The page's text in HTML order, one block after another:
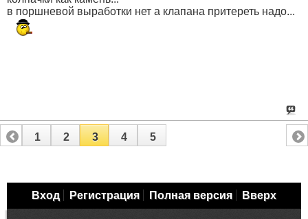
в поршневой выработки нет а клапана притереть надо...
1 2 3 4 5
Вход Регистрация Полная версия Вверх